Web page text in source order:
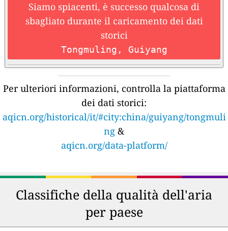
Siamo spiacenti, è successo qualcosa di
sbagliato durante il caricamento dei dati
storici
Tongmuling, Guiyang
Per ulteriori informazioni, controlla la piattaforma
dei dati storici:
aqicn.org/historical/it/#city:china/guiyang/tongmuli
ng &
aqicn.org/data-platform/
Classifiche della qualità dell'aria
per paese